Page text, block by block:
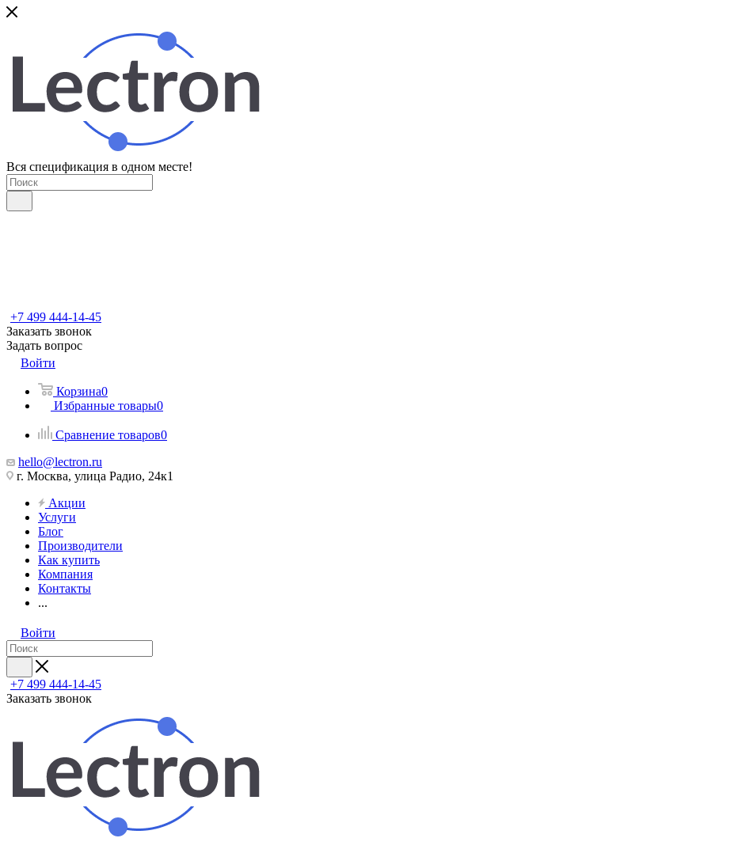
Вся спецификация в одном месте!
+7 499 444-14-45
Заказать звонок
Задать вопрос
Войти
Корзина0
Избранные товары0
Сравнение товаров0
hello@lectron.ru
г. Москва, улица Радио, 24к1
Акции
Услуги
Блог
Производители
Как купить
Компания
Контакты
...
Войти
+7 499 444-14-45
Заказать звонок